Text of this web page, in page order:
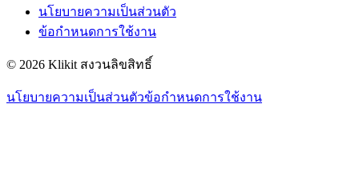
นโยบายความเป็นส่วนตัว
ข้อกำหนดการใช้งาน
© 2026 Klikit สงวนลิขสิทธิ์
นโยบายความเป็นส่วนตัวข้อกำหนดการใช้งาน